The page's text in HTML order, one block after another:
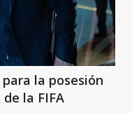
la posesión
la FIFA